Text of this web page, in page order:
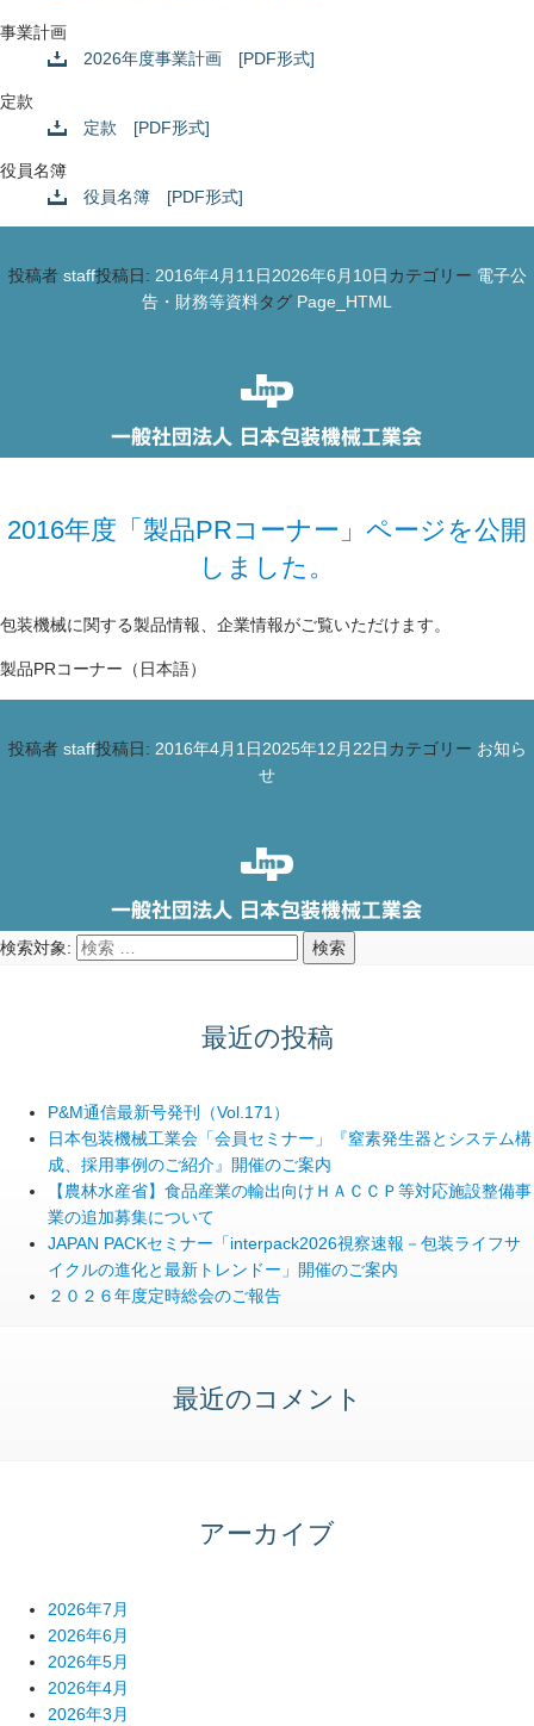
事業計画
2026年度事業計画 [PDF形式]
定款
定款 [PDF形式]
役員名簿
役員名簿 [PDF形式]
投稿者 staff投稿日: 2016年4月11日2026年6月10日 カテゴリー 電子公
告・財務等資料タグ Page_HTML
2016年度「製品PRコーナー」ページを公開
しました。
包装機械に関する製品情報、企業情報がご覧いただけます。
製品PRコーナー（日本語）
投稿者 staff投稿日: 2016年4月1日2025年12月22日 カテゴリー お知ら
せ
検索対象: 検索
最近の投稿
P&M通信最新号発刊（Vol.171）
日本包装機械工業会「会員セミナー」『窒素発生器とシステム構
成、採用事例のご紹介』開催のご案内
【農林水産省】食品産業の輸出向けＨＡＣＣＰ等対応施設整備事
業の追加募集について
JAPAN PACKセミナー「interpack2026視察速報－包装ライフサ
イクルの進化と最新トレンドー」開催のご案内
２０２６年度定時総会のご報告
最近のコメント
アーカイブ
2026年7月
2026年6月
2026年5月
2026年4月
2026年3月